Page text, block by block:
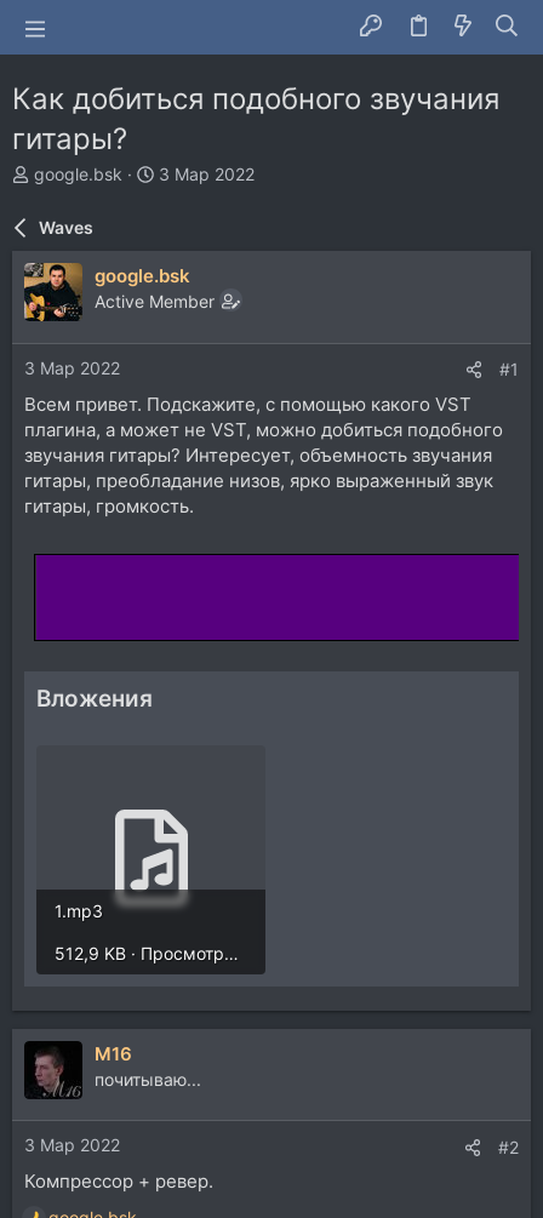
Как добиться подобного звучания
гитары?
А
т
р
т
е
google.bsk
Д
н
а
ч
3 Мар 2022
Waves
google.bsk
Active Member
3 Мар 2022 #1
Всем привет. Подскажите, с помощью какого VST
плагина, а может не VST, можно добиться подобного
звучания гитары? Интересует, объемность звучания
гитары, преобладание низов, ярко выраженный звук
гитары, громкость.
Вложения
1.mp3
512,9 KB · Просмотры: 1.103
M16
почитываю...
3 Мар 2022 #2
Компрессор + ревер.